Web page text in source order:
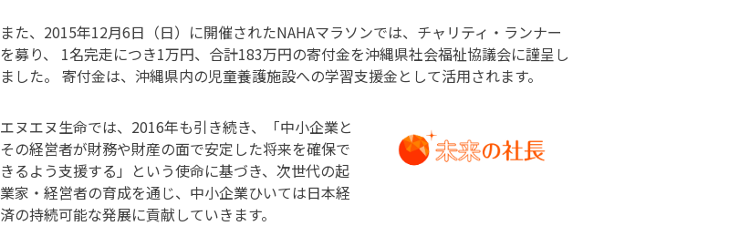
また、2015年12月6日（日）に開催されたNAHAマラソンでは、チャリティ・ランナー
を募り、 1名完走につき1万円、合計183万円の寄付金を沖縄県社会福祉協議会に謹呈し
ました。 寄付金は、沖縄県内の児童養護施設への学習支援金として活用されます。
エヌエヌ生命では、2016年も引き続き、「中小企業と
その経営者が財務や財産の面で安定した将来を確保で
きるよう支援する」という使命に基づき、次世代の起
業家・経営者の育成を通じ、中小企業ひいては日本経
済の持続可能な発展に貢献していきます。